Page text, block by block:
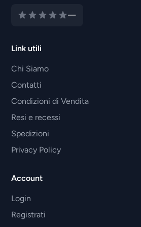
—
Link utili
Chi Siamo
Contatti
Condizioni di Vendita
Resi e recessi
Spedizioni
Privacy Policy
Account
Login
Registrati